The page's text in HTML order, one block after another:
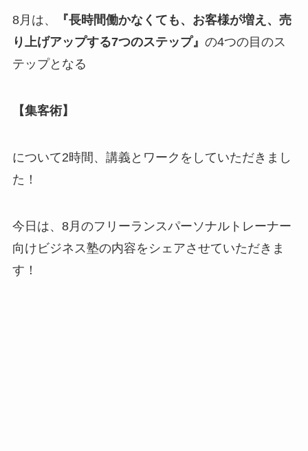
8月は、
『長時間働かなくても、お客様が増え、売
り上げアップする7つのステップ』 の4つの目のス
テップとなる
【集客術】
について2時間、講義とワークをしていただきまし
た！
今日は、8月のフリーランスパーソナルトレーナー
向けビジネス塾の内容をシェアさせていただきま
す！